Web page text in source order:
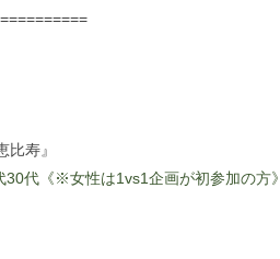
寿』
代《※女性は1vs1企画が初参加の方》